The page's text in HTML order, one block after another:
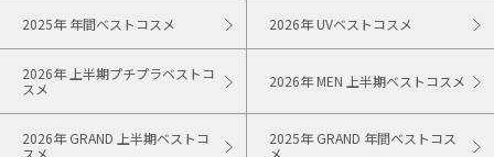
2025年 年間ベストコスメ 2026年 UVベストコスメ
2026年 上半期プチプラベストコ
スメ
2026年 MEN 上半期ベストコスメ
2026年 GRAND 上半期ベストコ
スメ
2025年 GRAND 年間ベストコス
メ